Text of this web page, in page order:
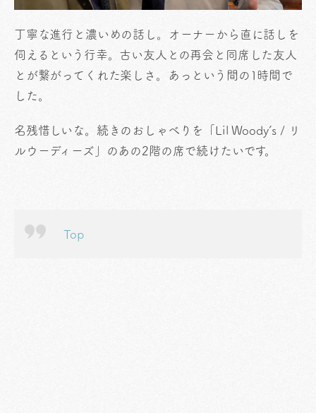
丁寧な進行と濃いめの話し。オーナーから直に話しを
伺えるという行幸。古い友人との再会と同席した友人
とが繋がってくれた楽しさ。あっという間の1時間で
した。
名残惜しいな。続きのおしゃべりを「Lil Woody’s / リ
ルウーディーズ」のあの2階の席で続けたいです。
Top